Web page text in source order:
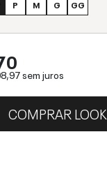
P M G GG
sem juros
COMPRAR LOOK